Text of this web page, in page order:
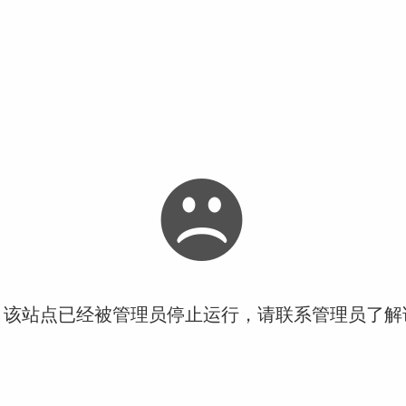
站点已经被管理员停止运行，请联系管理员了